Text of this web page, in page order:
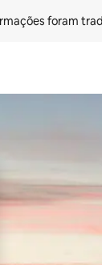
foram